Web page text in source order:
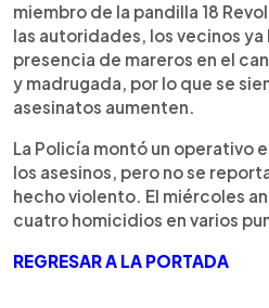
miembro de la pandilla 18
las autoridades, los vecinos
presencia de mareros en el
y madrugada, por lo que se
asesinatos aumenten.
La Policía montó un operativo
los asesinos, pero no se
hecho violento. El miércoles
cuatro homicidios en varios
REGRESAR A LA PORTADA